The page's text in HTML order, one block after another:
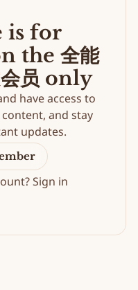
is for
the 全能
员 only
have access to
and stay
updates.
Sign in